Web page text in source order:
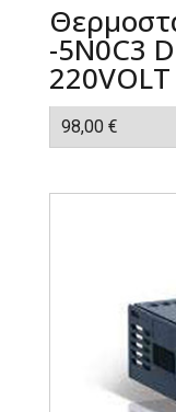
-5N0C3
220VOLT
98,00 €